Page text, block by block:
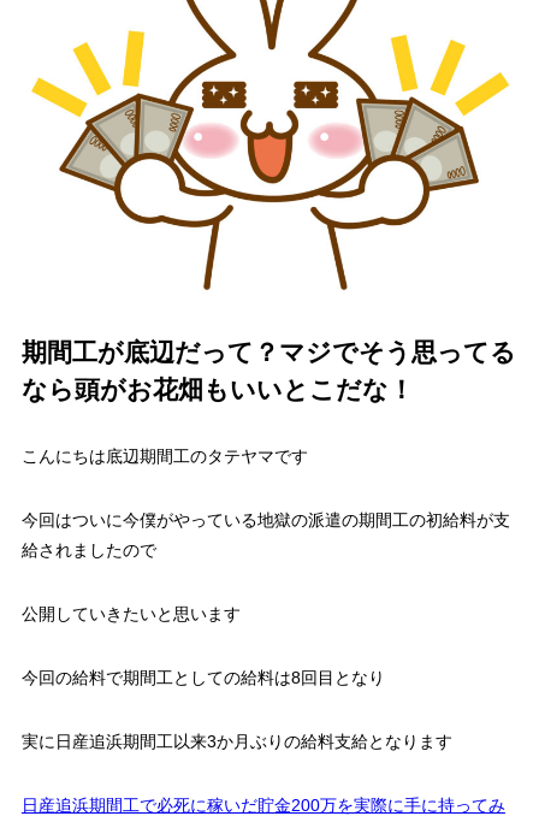
期間工が底辺だって？マジでそう思ってる
なら頭がお花畑もいいとこだな！
こんにちは底辺期間工のタテヤマです
今回はついに今僕がやっている地獄の派遣の期間工の初給料が支
給されましたので
公開していきたいと思います
今回の給料で期間工としての給料は8回目となり
実に日産追浜期間工以来3か月ぶりの給料支給となります
日産追浜期間工で必死に稼いだ貯金200万を実際に手に持ってみ